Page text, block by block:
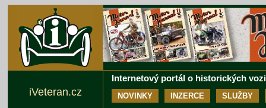
Internetový portál o historických
NOVINKY INZERCE SLUŽBY
iVeteran.cz